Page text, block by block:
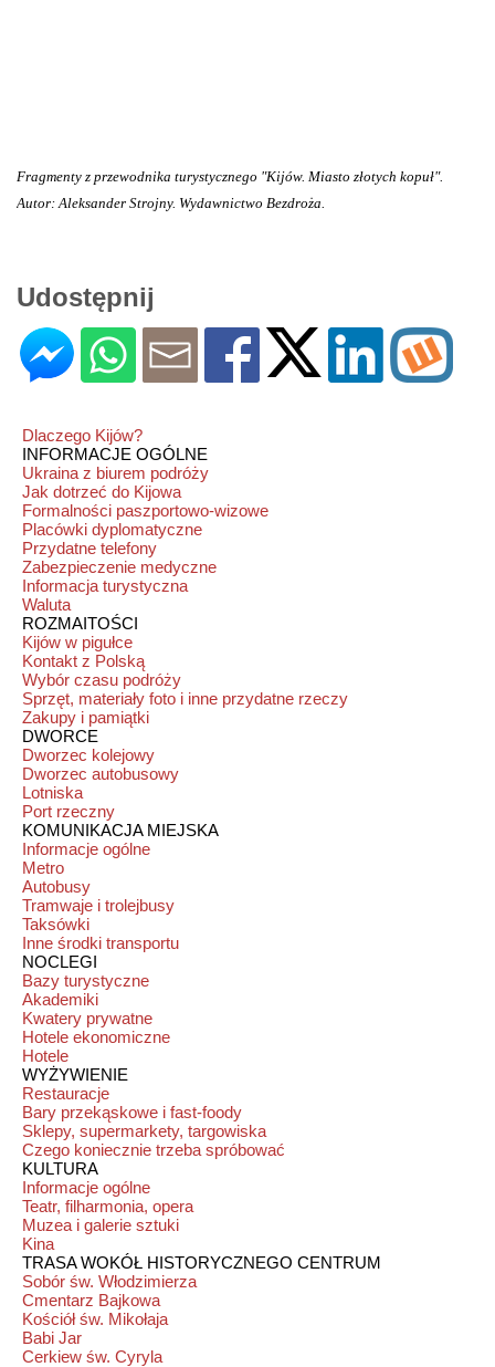
Fragmenty z przewodnika turystycznego "Kijów. Miasto złotych kopuł".
Autor: Aleksander Strojny. Wydawnictwo Bezdroża.
Udostępnij
Dlaczego Kijów?
INFORMACJE OGÓLNE
Ukraina z biurem podróży
Jak dotrzeć do Kijowa
Formalności paszportowo-wizowe
Placówki dyplomatyczne
Przydatne telefony
Zabezpieczenie medyczne
Informacja turystyczna
Waluta
ROZMAITOŚCI
Kijów w pigułce
Kontakt z Polską
Wybór czasu podróży
Sprzęt, materiały foto i inne przydatne rzeczy
Zakupy i pamiątki
DWORCE
Dworzec kolejowy
Dworzec autobusowy
Lotniska
Port rzeczny
KOMUNIKACJA MIEJSKA
Informacje ogólne
Metro
Autobusy
Tramwaje i trolejbusy
Taksówki
Inne środki transportu
NOCLEGI
Bazy turystyczne
Akademiki
Kwatery prywatne
Hotele ekonomiczne
Hotele
WYŻYWIENIE
Restauracje
Bary przekąskowe i fast-foody
Sklepy, supermarkety, targowiska
Czego koniecznie trzeba spróbować
KULTURA
Informacje ogólne
Teatr, filharmonia, opera
Muzea i galerie sztuki
Kina
TRASA WOKÓŁ HISTORYCZNEGO CENTRUM
Sobór św. Włodzimierza
Cmentarz Bajkowa
Kościół św. Mikołaja
Babi Jar
Cerkiew św. Cyryla